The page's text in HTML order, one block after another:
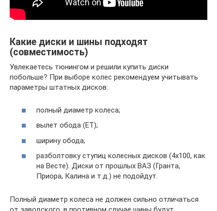
Какие диски и шины подходят
(совместимость)
Увлекаетесь тюнингом и решили купить диски
побольше? При выборе колес рекомендуем учитывать
параметры штатных дисков:
полный диаметр колеса;
вылет обода (ET);
ширину обода;
разболтовку ступиц колесных дисков (4х100, как
на Весте). Диски от прошлых ВАЗ (Гранта,
Приора, Калина и т.д.) не подойдут.
Полный диаметр колеса не должен сильно отличаться